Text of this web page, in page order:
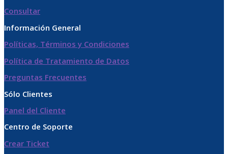
Consultar
Información General
Políticas, Términos y Condiciones
Política de Tratamiento de Datos​
Preguntas Frecuentes
Sólo Clientes
Panel del Cliente
Centro de Soporte
Crear Ticket